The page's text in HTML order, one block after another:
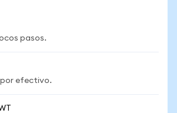
pasos.
por efectivo.